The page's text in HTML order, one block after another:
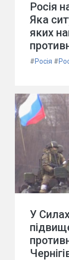
Росія
Яка
яких
#Росія #
У